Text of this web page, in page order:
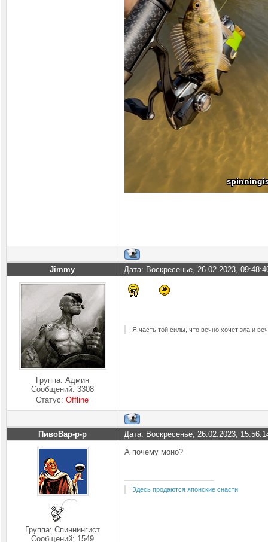
Jimmy Дата: Воскресенье, 26.02.2023,
Группа: Админ
Сообщений: 3308
Статус:Offline
Я часть той силы, что вечно хочет зла и
ПивоВар-р-р Дата: Воскресенье, 26.02.2023,
Группа: Спиннингист
Сообщений: 1549
А почему моно?
Здесь продаются японские снасти